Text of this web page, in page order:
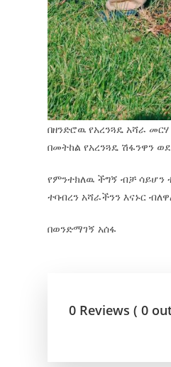
በዘንድሮዉ የአረንጓዴ አሻራ
በመትከል የአረንጓዴ ሽፋንዋን
የምንተክለዉ ችግኝ ብቻ ሳይሆን
ተባብረን አሻራችንን እናኑር
በወንድማገኝ አሰፋ
0 Reviews ( 0